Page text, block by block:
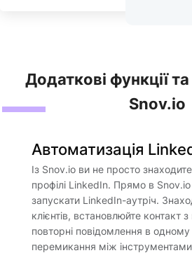
Додаткові функції
Snov.io
Автоматизація
Із Snov.io ви не просто
профілі LinkedIn. Прямо в
запускати LinkedIn-аутріч.
клієнтів, встановлюйте контакт
повторні повідомлення в одному
перемикання між